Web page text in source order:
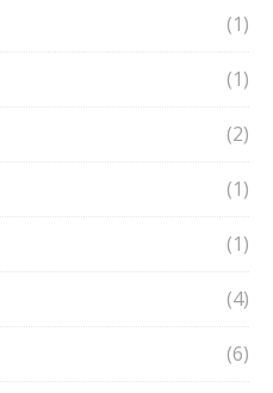
(1)
(1)
(2)
(1)
(1)
(4)
(6)